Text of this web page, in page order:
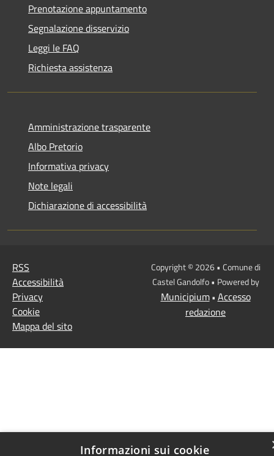
Prenotazione appuntamento
Segnalazione disservizio
Leggi le FAQ
Richiesta assistenza
Amministrazione trasparente
Albo Pretorio
Informativa privacy
Note legali
Dichiarazione di accessibilità
RSS
Accessibilità
Privacy
Cookie
Mappa del sito
Copyright © 2026 • Comune di
Castel Gandolfo • Powered by
Municipium• Accesso
redazione
Informazioni sui cookie